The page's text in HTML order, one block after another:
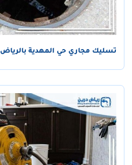
تسليك مجاري حي المهدية بالرياض